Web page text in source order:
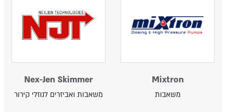
Nex-Jen Skimmer
משאבות ואביזרים לנוזלי קירור
Mixtron
משאבות